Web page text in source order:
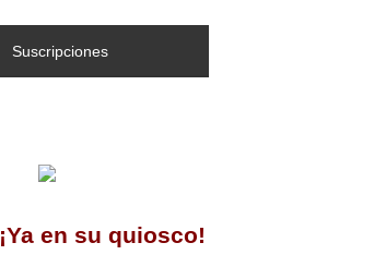
Suscripciones
en su quiosco!